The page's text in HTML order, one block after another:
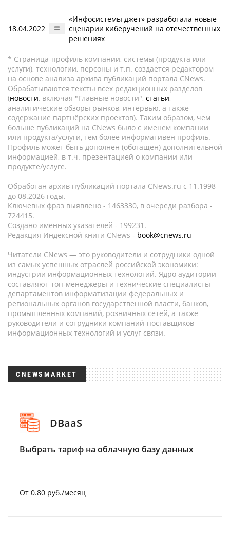
18.04.2022
«Инфосистемы джет» разработала новые
сценарии киберучений на отечественных
решениях
* Страница-профиль компании, системы (продукта или
услуги), технологии, персоны и т.п. создается редактором
на основе анализа архива публикаций портала CNews.
Обрабатываются тексты всех редакционных разделов
(новости, включая "Главные новости", статьи,
аналитические обзоры рынков, интервью, а также
содержание партнёрских проектов). Таким образом, чем
больше публикаций на CNews было с именем компании
или продукта/услуги, тем более информативен профиль.
Профиль может быть дополнен (обогащен) дополнительной
информацией, в т.ч. презентацией о компании или
продукте/услуге.
Обработан архив публикаций портала CNews.ru c 11.1998
до 08.2026 годы.
Ключевых фраз выявлено - 1463330, в очереди разбора -
724415.
Создано именных указателей - 199231.
Редакция Индексной книги CNews - book@cnews.ru
Читатели CNews — это руководители и сотрудники одной
из самых успешных отраслей российской экономики:
индустрии информационных технологий. Ядро аудитории
составляют топ-менеджеры и технические специалисты
департаментов информатизации федеральных и
региональных органов государственной власти, банков,
промышленных компаний, розничных сетей, а также
руководители и сотрудники компаний-поставщиков
информационных технологий и услуг связи.
CNEWSMARKET
DBaaS
Выбрать тариф на облачную базу данных
От 0.80 руб./месяц